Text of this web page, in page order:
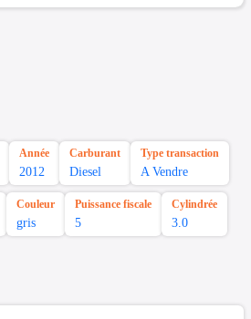
Année
2012
Carburant
Diesel
Type transaction
A Vendre
Couleur
gris
Puissance fiscale
5
Cylindrée
3.0